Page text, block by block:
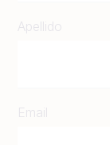
Apellido
Email